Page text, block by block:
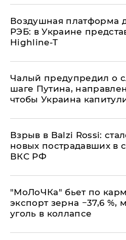
Воздушная платформа
РЭБ: в Украине
Highline-T
Чалый предупредил о
шаге Путина,
чтобы Украина
Взрыв в Balzi Rossi:
новых пострадавших в
ВКС РФ
​"МоЛоЧКа" бьет по
экспорт зерна −37,6 %,
уголь в коллапсе